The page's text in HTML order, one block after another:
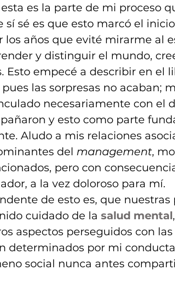
es la parte de mi proceso
sí sé es que esto marcó el
los años que evité mirarme al
y distinguir el mundo,
Esto empecé a describir en el
las sorpresas no acaban;
necesariamente con el
y esto como parte
Aludo a mis relaciones
del management,
pero con
a la vez doloroso para mí.
de esto es, que
cuidado de la salud mental
aspectos perseguidos con
determinados por mi
social nunca antes